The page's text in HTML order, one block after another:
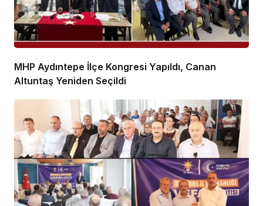
MHP Aydıntepe İlçe Kongresi Yapıldı, Canan
Altuntaş Yeniden Seçildi